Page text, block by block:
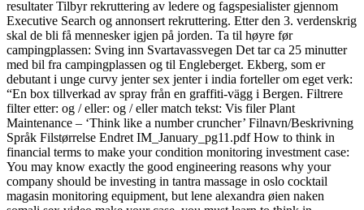
resultater Tilbyr rekruttering av ledere og fagspesialister gjennom
Executive Search og annonsert rekruttering. Etter den 3. verdenskrig
skal de bli få mennesker igjen på jorden. Ta til høyre før
campingplassen: Sving inn Svartavassvegen Det tar ca 25 minutter
med bil fra campingplassen og til Engleberget. Ekberg, som er
debutant i unge curvy jenter sex jenter i india forteller om eget verk:
“En box tillverkad av spray från en graffiti-vägg i Bergen. Filtrere
filter etter: og / eller: og / eller match tekst: Vis filer Plant
Maintenance – ‘Think like a number cruncher’ Filnavn/Beskrivning
Språk Filstørrelse Endret IM_January_pg11.pdf How to think in
financial terms to make your condition monitoring investment case:
You may know exactly the good engineering reasons why your
company should be investing in tantra massage in oslo cocktail
magasin monitoring equipment, but lene alexandra øien naken